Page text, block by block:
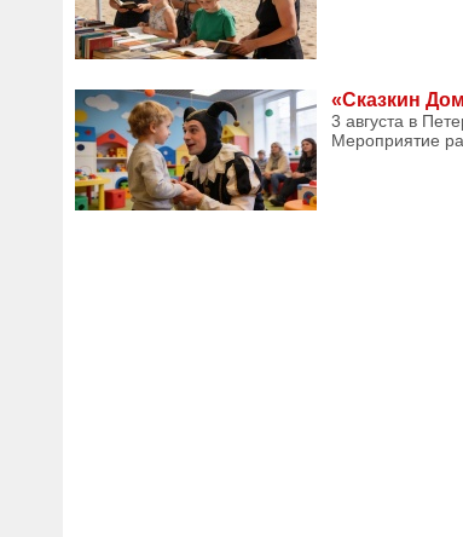
«Сказкин
3 августа в
Мероприятие